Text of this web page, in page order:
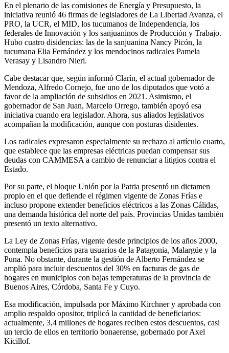
En el plenario de las comisiones de Energía y Presupuesto, la
iniciativa reunió 46 firmas de legisladores de La Libertad Avanza, el
PRO, la UCR, el MID, los tucumanos de Independencia, los
federales de Innovación y los sanjuaninos de Producción y Trabajo.
Hubo cuatro disidencias: las de la sanjuanina Nancy Picón, la
tucumana Elia Fernández y los mendocinos radicales Pamela
Verasay y Lisandro Nieri.
Cabe destacar que, según informó Clarín, el actual gobernador de
Mendoza, Alfredo Cornejo, fue uno de los diputados que votó a
favor de la ampliación de subsidios en 2021. Asimismo, el
gobernador de San Juan, Marcelo Orrego, también apoyó esa
iniciativa cuando era legislador. Ahora, sus aliados legislativos
acompañan la modificación, aunque con posturas disidentes.
Los radicales expresaron especialmente su rechazo al artículo cuarto,
que establece que las empresas eléctricas puedan compensar sus
deudas con CAMMESA a cambio de renunciar a litigios contra el
Estado.
Por su parte, el bloque Unión por la Patria presentó un dictamen
propio en el que defiende el régimen vigente de Zonas Frías e
incluso propone extender beneficios eléctricos a las Zonas Cálidas,
una demanda histórica del norte del país. Provincias Unidas también
presentó un texto alternativo.
La Ley de Zonas Frías, vigente desde principios de los años 2000,
contempla beneficios para usuarios de la Patagonia, Malargüe y la
Puna. No obstante, durante la gestión de Alberto Fernández se
amplió para incluir descuentos del 30% en facturas de gas de
hogares en municipios con bajas temperaturas de la provincia de
Buenos Aires, Córdoba, Santa Fe y Cuyo.
Esa modificación, impulsada por Máximo Kirchner y aprobada con
amplio respaldo opositor, triplicó la cantidad de beneficiarios:
actualmente, 3,4 millones de hogares reciben estos descuentos, casi
un tercio de ellos en territorio bonaerense, gobernado por Axel
Kicillof.